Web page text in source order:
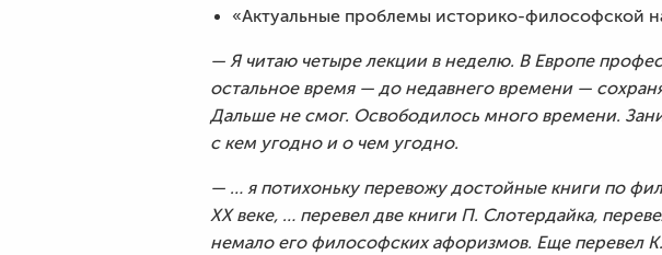
«Актуальные проблемы историко-философской
— Я читаю четыре лекции в неделю. В Европе
остальное время — до недавнего времени —
Дальше не смог. Освободилось много времени.
с кем угодно и о чем угодно.
— … я потихоньку перевожу достойные книги по
XX веке, … перевел две книги П. Слотердайка,
немало его философских афоризмов. Еще перевел